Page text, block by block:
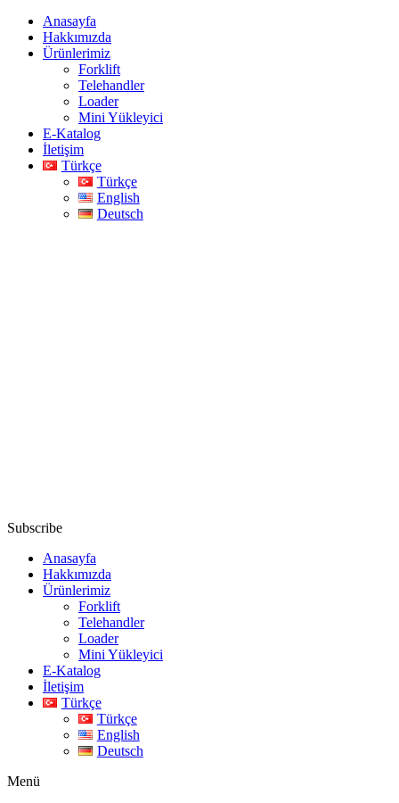
Anasayfa
Hakkımızda
Ürünlerimiz
Forklift
Telehandler
Loader
Mini Yükleyici
E-Katalog
İletişim
Türkçe
Türkçe
English
Deutsch
Subscribe
Anasayfa
Hakkımızda
Ürünlerimiz
Forklift
Telehandler
Loader
Mini Yükleyici
E-Katalog
İletişim
Türkçe
Türkçe
English
Deutsch
Menü